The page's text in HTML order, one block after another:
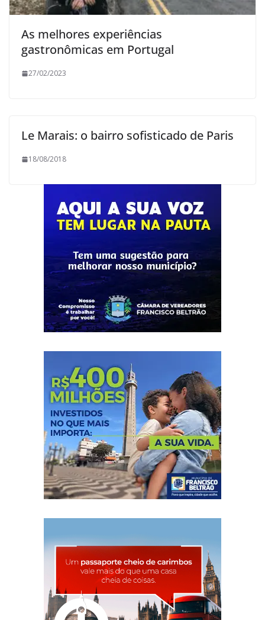
As melhores experiências
gastronômicas em Portugal
27/02/2023
Le Marais: o bairro sofisticado de Paris
18/08/2018